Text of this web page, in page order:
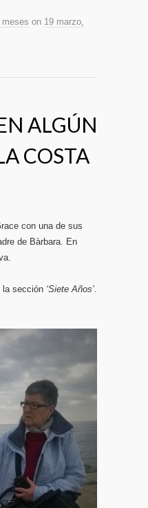
on 19 marzo,
ALGÚN
COSTA
con una de sus
de Bàrbara. En
la sección ‘Siete Años’